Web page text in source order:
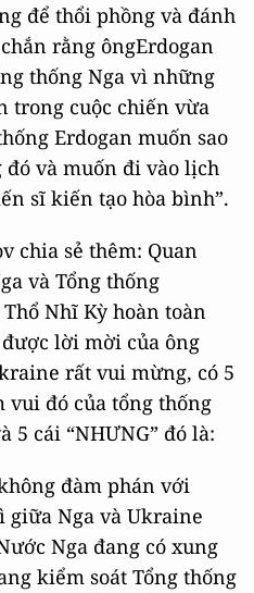
để thổi phồng và đánh
rằng ôngErdogan
thống Nga vì những
trong cuộc chiến vừa
Erdogan muốn sao
và muốn đi vào lịch
sĩ kiến tạo hòa bình”.
chia sẻ thêm: Quan
và Tổng thống
Nhĩ Kỳ hoàn toàn
lời mời của ông
rất vui mừng, có 5
vui đó của tổng thống
5 cái “NHƯNG” đó là:
đàm phán với
giữa Nga và Ukraine
Nga đang có xung
kiểm soát Tổng thống